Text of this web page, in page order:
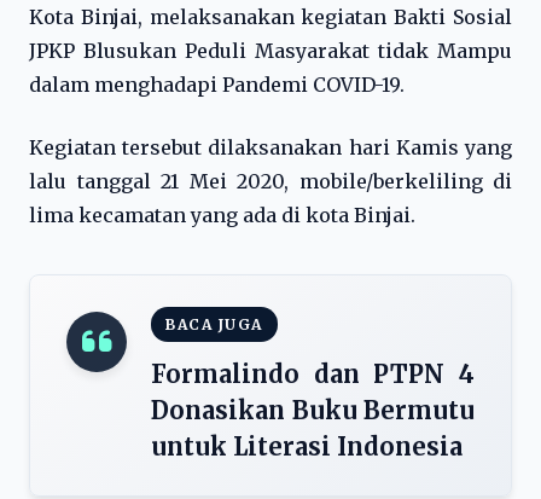
Kota Binjai, melaksanakan kegiatan Bakti Sosial
JPKP Blusukan Peduli Masyarakat tidak Mampu
dalam menghadapi Pandemi COVID-19.
Kegiatan tersebut dilaksanakan hari Kamis yang
lalu tanggal 21 Mei 2020, mobile/berkeliling di
lima kecamatan yang ada di kota Binjai.
BACA JUGA
Formalindo dan PTPN 4
Donasikan Buku Bermutu
untuk Literasi Indonesia